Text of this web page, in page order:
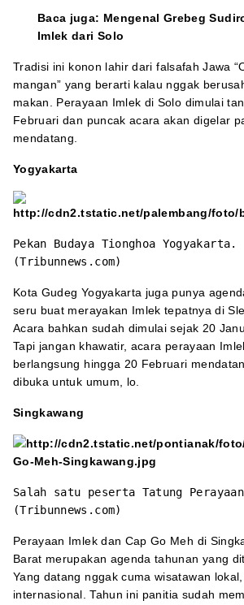
Baca juga: Mengenal Grebeg
Imlek dari Solo
Tradisi ini konon lahir dari falsafah Jawa
mangan” yang berarti kalau nggak
makan. Perayaan Imlek di Solo dimulai
Februari dan puncak acara akan digelar
mendatang.
Yogyakarta
Pekan Budaya Tionghoa Yogyakarta.
(Tribunnews.com)
Kota Gudeg Yogyakarta juga punya
seru buat merayakan Imlek tepatnya di
Acara bahkan sudah dimulai sejak 20
Tapi jangan khawatir, acara perayaan
berlangsung hingga 20 Februari
dibuka untuk umum, lo.
Singkawang
Salah satu peserta Tatung Perayaan
(Tribunnews.com)
Perayaan Imlek dan Cap Go Meh di
Barat merupakan agenda tahunan yang
Yang datang nggak cuma wisatawan
internasional. Tahun ini panitia sudah